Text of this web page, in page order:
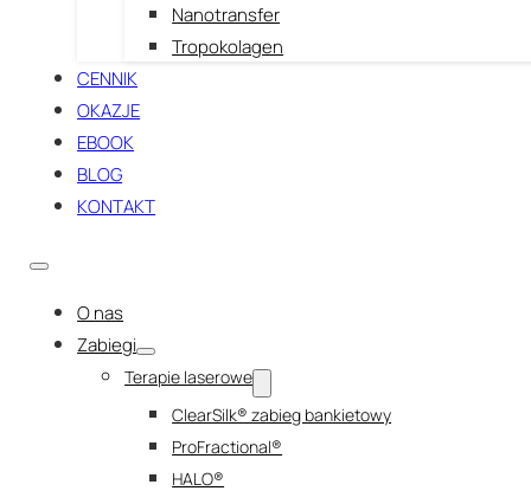
Nanotransfer
Tropokolagen
CENNIK
OKAZJE
EBOOK
BLOG
KONTAKT
O nas
Zabiegi
Terapie laserowe
ClearSilk® zabieg bankietowy
ProFractional®
HALO®